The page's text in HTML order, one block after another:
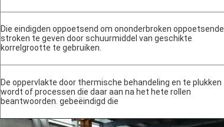
Die eindigden oppoetsend om ononderbroken oppoetsende
stroken te geven door schuurmiddel van geschikte
korrelgrootte te gebruiken.
De oppervlakte door thermische behandeling en te plukken
wordt of processen die daar aan na het hete rollen
beantwoorden. gebeëindigd die